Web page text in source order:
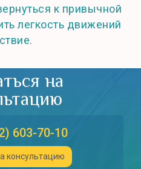
к привычной
легкость движений
на
консультацию
603-70-10